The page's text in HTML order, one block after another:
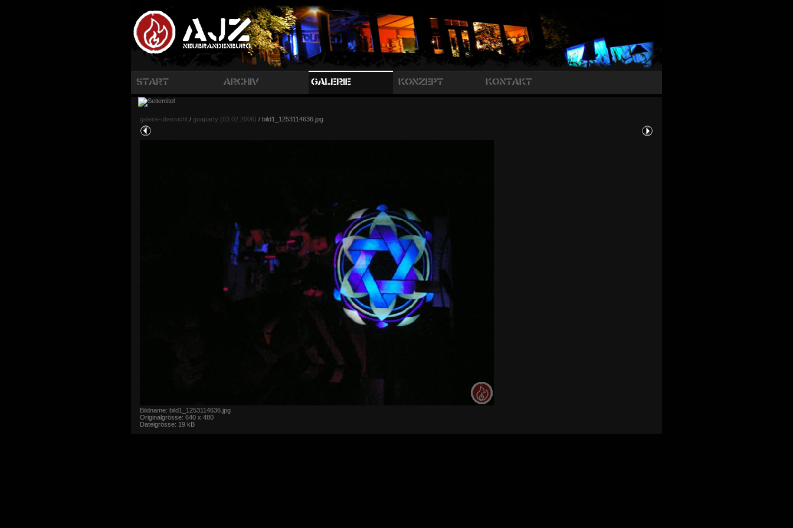
galerie-übersicht / goaparty (03.02.2006) / bild1_1253114636.jpg
Bildname: bild1_1253114636.jpg
Originalgrösse: 640 x 480
Dateigrösse: 19 kB